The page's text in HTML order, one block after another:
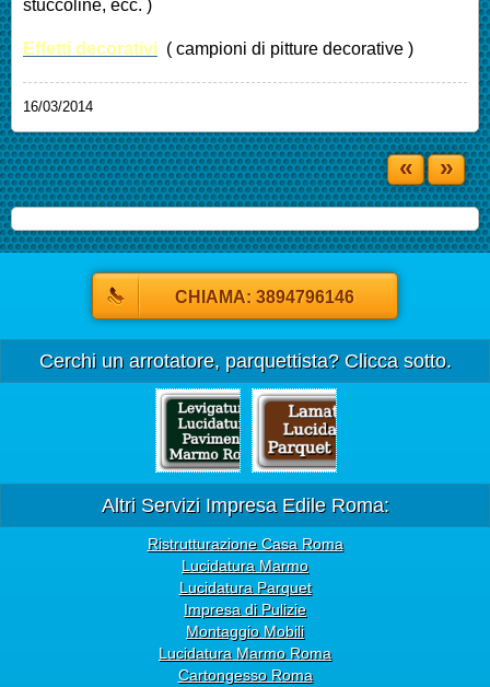
stuccoline, ecc. )
Effetti decorativi ( campioni di pitture decorative )
16/03/2014
« »
CHIAMA: 3894796146
Cerchi un arrotatore, parquettista? Clicca sotto.
Altri Servizi Impresa Edile Roma:
Ristrutturazione Casa Roma
Lucidatura Marmo
Lucidatura Parquet
Impresa di Pulizie
Montaggio Mobili
Lucidatura Marmo Roma
Cartongesso Roma